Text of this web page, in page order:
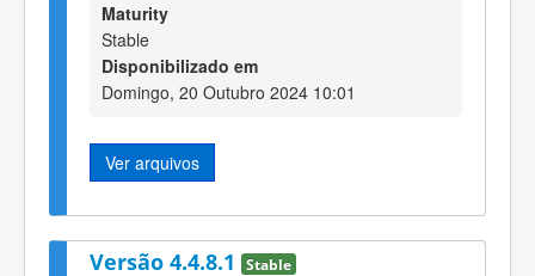
Maturity
Stable
Disponibilizado em
Domingo, 20 Outubro 2024 10:01
Ver arquivos
Versão 4.4.8.1 Stable